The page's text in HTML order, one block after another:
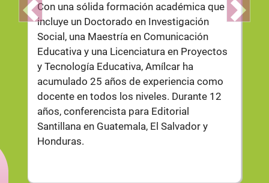
Con una sólida formación académica que
incluye un Doctorado en Investigación
Social, una Maestría en Comunicación
Educativa y una Licenciatura en Proyectos
y Tecnología Educativa, Amílcar ha
acumulado 25 años de experiencia como
docente en todos los niveles. Durante 12
años, conferencista para Editorial
Santillana en Guatemala, El Salvador y
Honduras.
Previous Next